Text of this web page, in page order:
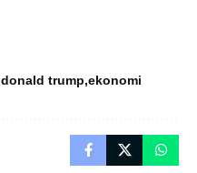
donald trump ekonomi